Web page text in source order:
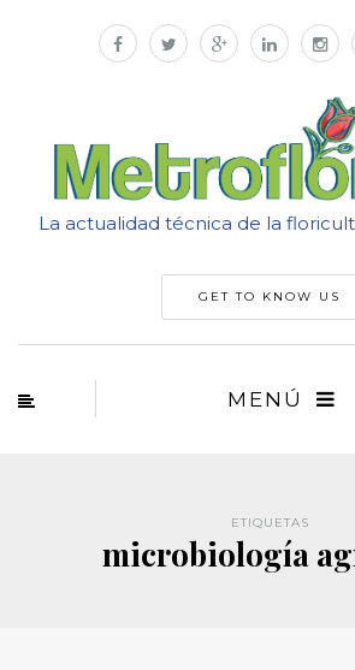
La actualidad técnica de la
GET TO KNOW US
MENÚ
ETIQUETAS
microbiología